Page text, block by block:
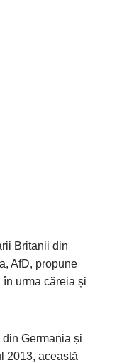
Britanii din
AfD, propune
urma căreia și
din Germania și
2013, această